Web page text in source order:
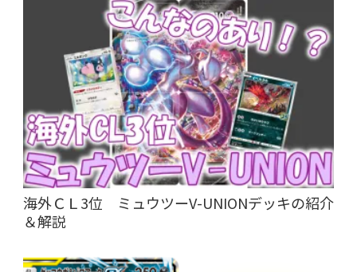
海外ＣＬ3位 ミュウツーV-UNIONデッキの紹介
＆解説